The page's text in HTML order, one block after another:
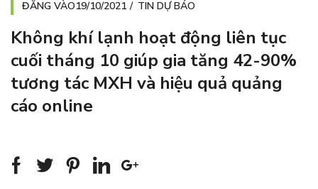
ĐĂNG VÀO19/10/2021 TIN DỰ BÁO
Không khí lạnh hoạt động liên tục
cuối tháng 10 giúp gia tăng 42-90%
tương tác MXH và hiệu quả quảng
cáo online